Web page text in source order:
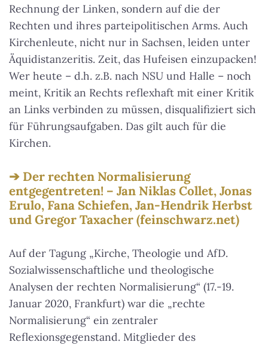
Rechnung der Linken, sondern auf die der
Rechten und ihres parteipolitischen Arms. Auch
Kirchenleute, nicht nur in Sachsen, leiden unter
Äquidistanzeritis. Zeit, das Hufeisen einzupacken!
Wer heute – d.h. z.B. nach NSU und Halle – noch
meint, Kritik an Rechts reflexhaft mit einer Kritik
an Links verbinden zu müssen, disqualifiziert sich
für Führungsaufgaben. Das gilt auch für die
Kirchen.
Der rechten Normalisierung
entgegentreten! – Jan Niklas Collet, Jonas
Erulo, Fana Schiefen, Jan-Hendrik Herbst
und Gregor Taxacher (feinschwarz.net)
Auf der Tagung „Kirche, Theologie und AfD.
Sozialwissenschaftliche und theologische
Analysen der rechten Normalisierung“ (17.-19.
Januar 2020, Frankfurt) war die „rechte
Normalisierung“ ein zentraler
Reflexionsgegenstand. Mitglieder des